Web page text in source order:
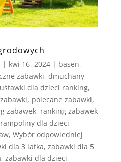
| kwi 16, 2024| basen,
zabawki, dmuchany
dla dzieci ranking,
, polecane zabawki,
zabawek, ranking zabawek
dla dzieci
, Wybór odpowiedniej
dla 3 latka, zabawki dla 5
, zabawki dla dzieci,